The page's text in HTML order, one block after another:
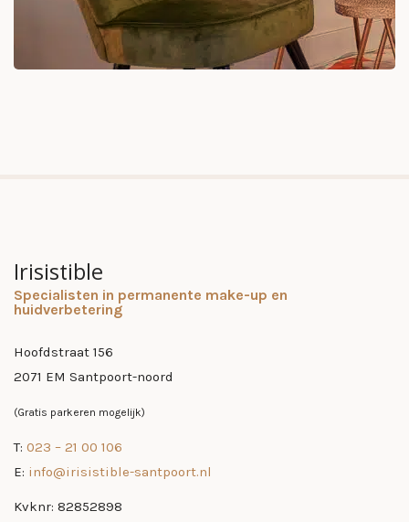
Irisistible
Specialisten in permanente make-up en
huidverbetering
Hoofdstraat 156
2071 EM Santpoort-noord
(Gratis parkeren mogelijk)
​T: 023 – 21 00 106
E: info@irisistible-santpoort.nl
Kvknr: 82852898